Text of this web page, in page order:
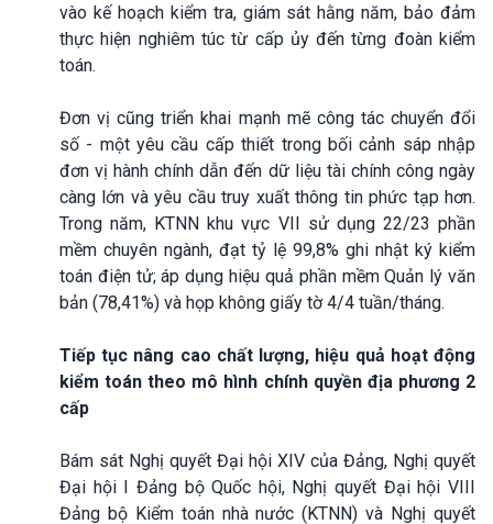
vào kế hoạch kiểm tra, giám sát hằng năm, bảo đảm
thực hiện nghiêm túc từ cấp ủy đến từng đoàn kiểm
toán.
Đơn vị cũng triển khai mạnh mẽ công tác chuyển đổi
số - một yêu cầu cấp thiết trong bối cảnh sáp nhập
đơn vị hành chính dẫn đến dữ liệu tài chính công ngày
càng lớn và yêu cầu truy xuất thông tin phức tạp hơn.
Trong năm, KTNN khu vực VII sử dụng 22/23 phần
mềm chuyên ngành, đạt tỷ lệ 99,8% ghi nhật ký kiểm
toán điện tử; áp dụng hiệu quả phần mềm Quản lý văn
bản (78,41%) và họp không giấy tờ 4/4 tuần/tháng.
Tiếp tục nâng cao chất lượng, hiệu quả hoạt động
kiểm toán theo mô hình chính quyền địa phương 2
cấp
Bám sát Nghị quyết Đại hội XIV của Đảng, Nghị quyết
Đại hội I Đảng bộ Quốc hội, Nghị quyết Đại hội VIII
Đảng bộ Kiểm toán nhà nước (KTNN) và Nghị quyết